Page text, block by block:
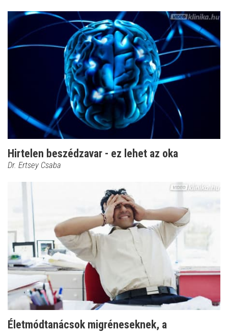
Hirtelen beszédzavar - ez lehet az oka
Dr. Ertsey Csaba
Életmódtanácsok migréneseknek, a